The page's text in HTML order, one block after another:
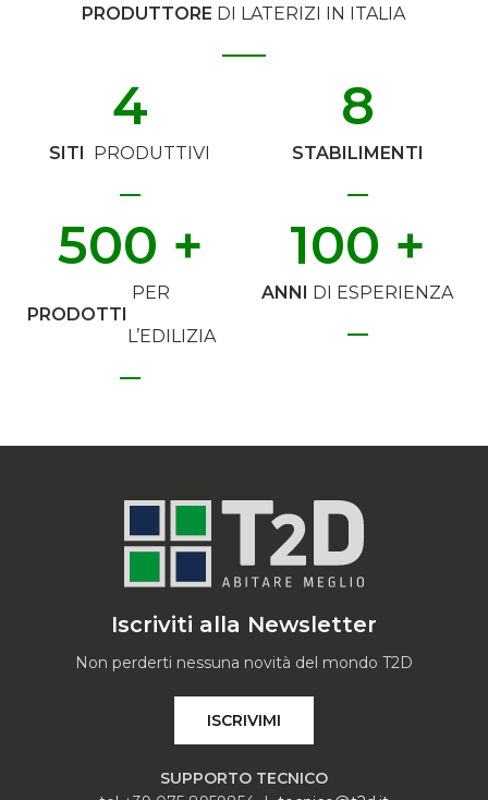
PRODUTTORE DI LATERIZI IN ITALIA
SITI PRODUTTIVI
4
STABILIMENTI
8
PRODOTTI
PER
L’EDILIZIA
500 +
ANNI DI ESPERIENZA
100 +
Iscriviti alla Newsletter
Non perderti nessuna novità del mondo T2D
ISCRIVIMI
SUPPORTO TECNICO